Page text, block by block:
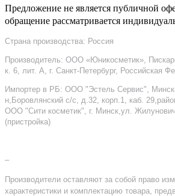
Предложение не является публичной
обращение рассматривается
Страна производства: Россия
Производитель: ООО «Юникосметик»,
к. 6, лит. А, г. Санкт-Петербург, Российская
Импортер в РБ: ООО "Эстель Сервис",
н,Боровлянский с/с, д.32, корп.1, каб.
ООО "Сити косметик", г. Минск,ул.
(пристройка)
–
Производители оставляют за собой право
характеристики и комплектацию товара,